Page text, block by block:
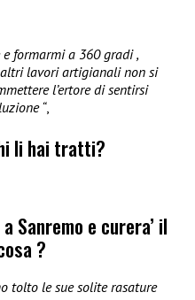
formarmi a 360 gradi ,
lavori artigianali non si
l’ertore di sentirsi
“,
li hai tratti?
Sanremo e curera’ il
?
tolto le sue solite rasature